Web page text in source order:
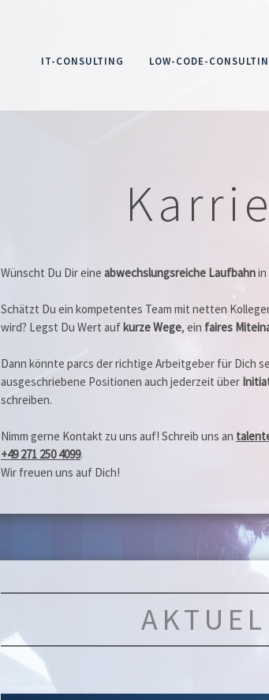
IT-CONSULTING LOW-CODE-
Wünscht Du Dir eine abwechslungsreiche Laufbahnin
Schätzt Du ein kompetentes Team mit netten
wird? Legst Du Wert aufkurze Wege, ein faires
Dann könnte parcs der richtige Arbeitgeber für Dich
ausgeschriebene Positionen auch jederzeit über
schreiben.
Nimm gerne Kontakt zu uns auf! Schreib uns an
+49 271 250 4099.
Wir freuen uns auf Dich!